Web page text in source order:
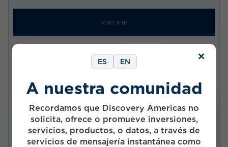
×
ES EN
A nuestra comunidad
Recordamos que Discovery Americas no
solicita, ofrece o promueve inversiones,
servicios, productos, o datos, a través de
servicios de mensajería instantánea como
VISIT SITE
Private
Investment status
Active
Start Year
2018